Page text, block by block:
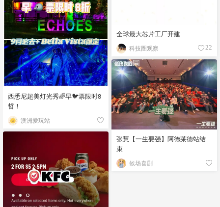
全球最大芯片工厂开建
科技圈观察 22
西悉尼超美灯光秀🌈早🐦票限时8
哲！
澳洲爱玩站
张慧【一生要强】阿德莱德站结
束
候场喜剧